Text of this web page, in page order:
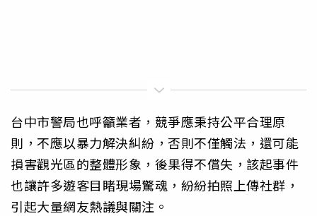
台中市警局也呼籲業者，競爭應秉持公平合理原
則，不應以暴力解決糾紛，否則不僅觸法，還可能
損害觀光區的整體形象，後果得不償失，該起事件
也讓許多遊客目睹現場驚魂，紛紛拍照上傳社群，
引起大量網友熱議與關注。